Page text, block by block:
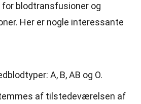
blodtransfusioner og
Her er nogle interessante
A, B, AB og O.
af tilstedeværelsen af